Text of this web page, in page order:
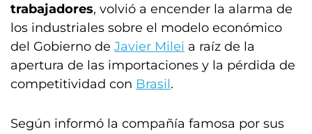
trabajadores, volvió a encender la alarma de
los industriales sobre el modelo económico
del Gobierno de Javier Milei a raíz de la
apertura de las importaciones y la pérdida de
competitividad con Brasil.
Según informó la compañía famosa por sus